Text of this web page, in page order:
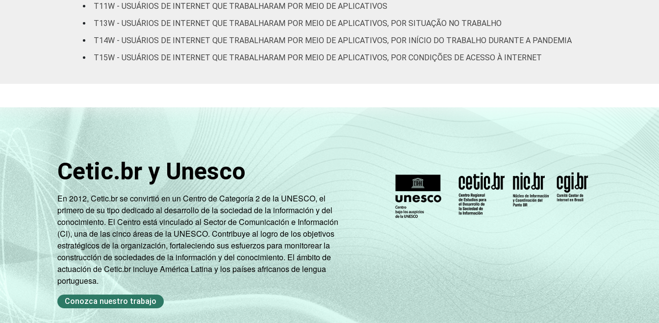
T11W - USUÁRIOS DE INTERNET QUE TRABALHARAM POR MEIO DE APLICATIVOS
T13W - USUÁRIOS DE INTERNET QUE TRABALHARAM POR MEIO DE APLICATIVOS, POR SITUAÇÃO NO TRABALHO
T14W - USUÁRIOS DE INTERNET QUE TRABALHARAM POR MEIO DE APLICATIVOS, POR INÍCIO DO TRABALHO DURANTE A PANDEMIA
T15W - USUÁRIOS DE INTERNET QUE TRABALHARAM POR MEIO DE APLICATIVOS, POR CONDIÇÕES DE ACESSO À INTERNET
Cetic.br y Unesco
En 2012, Cetic.br se convirtió en un Centro de Categoría 2 de la UNESCO, el
primero de su tipo dedicado al desarrollo de la sociedad de la información y del
conocimiento. El Centro está vinculado al Sector de Comunicación e Información
(CI), una de las cinco áreas de la UNESCO. Contribuye al logro de los objetivos
estratégicos de la organización, fortaleciendo sus esfuerzos para monitorear la
construcción de sociedades de la información y del conocimiento. El ámbito de
actuación de Cetic.br incluye América Latina y los países africanos de lengua
portuguesa.
Conozca nuestro trabajo